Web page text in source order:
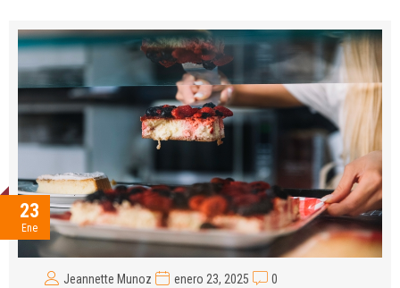
23
Ene
Jeannette Munoz enero 23, 2025 0